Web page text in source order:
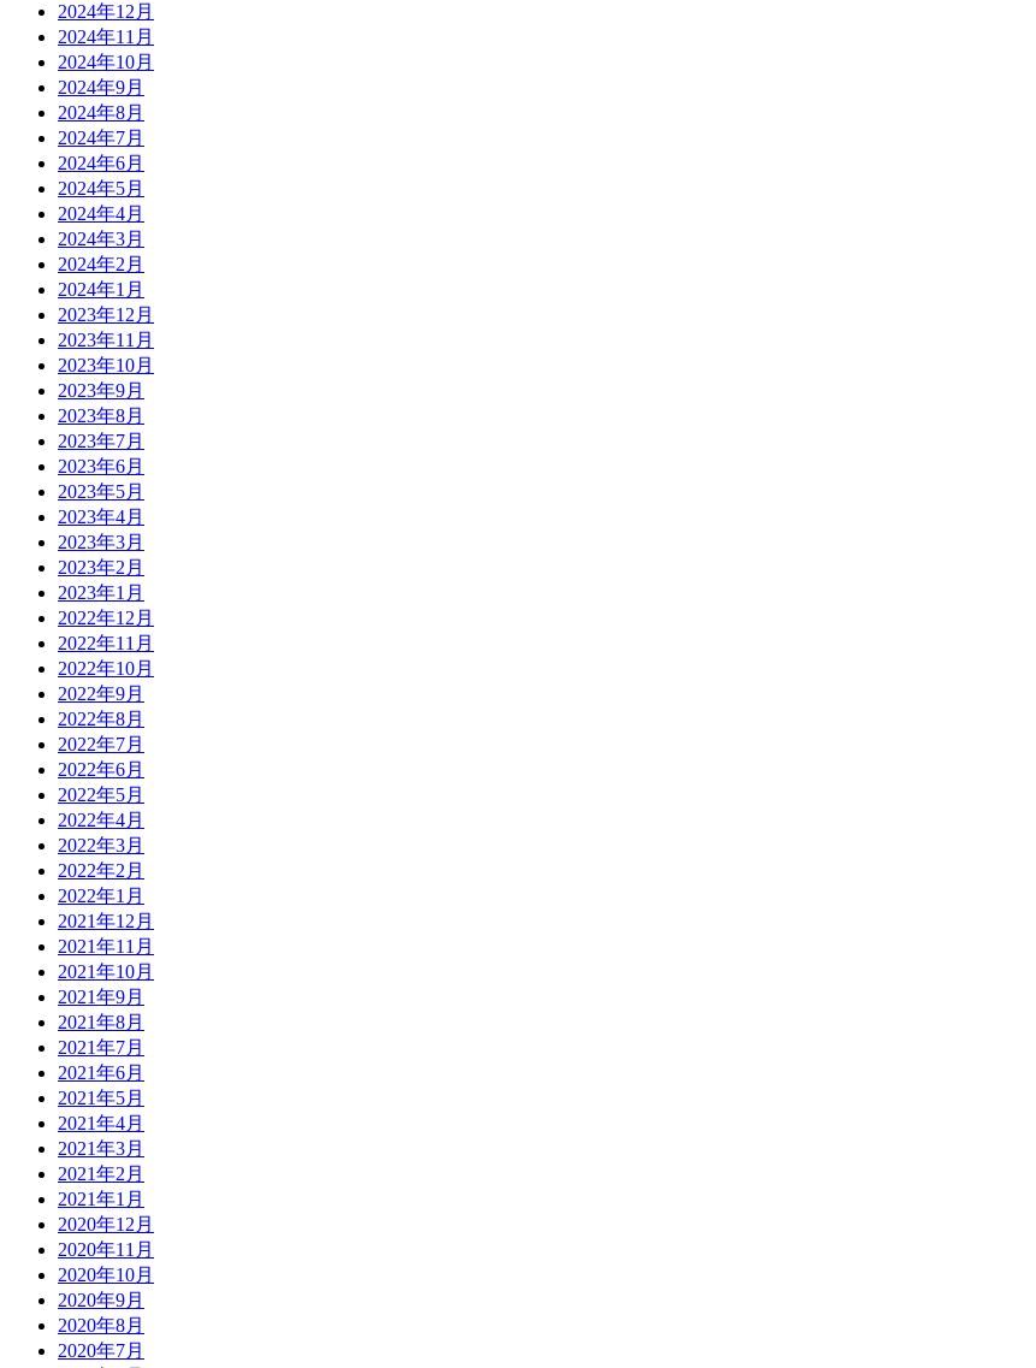
2024年12月
2024年11月
2024年10月
2024年9月
2024年8月
2024年7月
2024年6月
2024年5月
2024年4月
2024年3月
2024年2月
2024年1月
2023年12月
2023年11月
2023年10月
2023年9月
2023年8月
2023年7月
2023年6月
2023年5月
2023年4月
2023年3月
2023年2月
2023年1月
2022年12月
2022年11月
2022年10月
2022年9月
2022年8月
2022年7月
2022年6月
2022年5月
2022年4月
2022年3月
2022年2月
2022年1月
2021年12月
2021年11月
2021年10月
2021年9月
2021年8月
2021年7月
2021年6月
2021年5月
2021年4月
2021年3月
2021年2月
2021年1月
2020年12月
2020年11月
2020年10月
2020年9月
2020年8月
2020年7月